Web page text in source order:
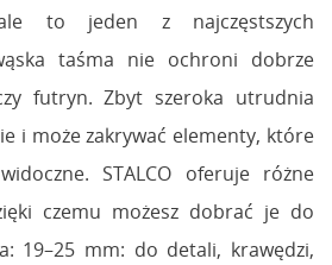
to jeden z najczęstszych
taśma nie ochroni dobrze
futryn. Zbyt szeroka utrudnia
i może zakrywać elementy, które
STALCO oferuje różne
czemu możesz dobrać je do
19–25 mm: do detali, krawędzi,